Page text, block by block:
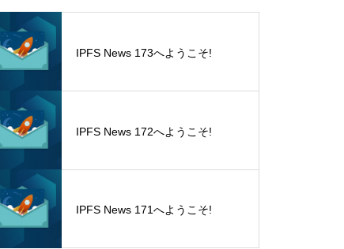
IPFS News 173へようこそ!
IPFS News 172へようこそ!
IPFS News 171へようこそ!